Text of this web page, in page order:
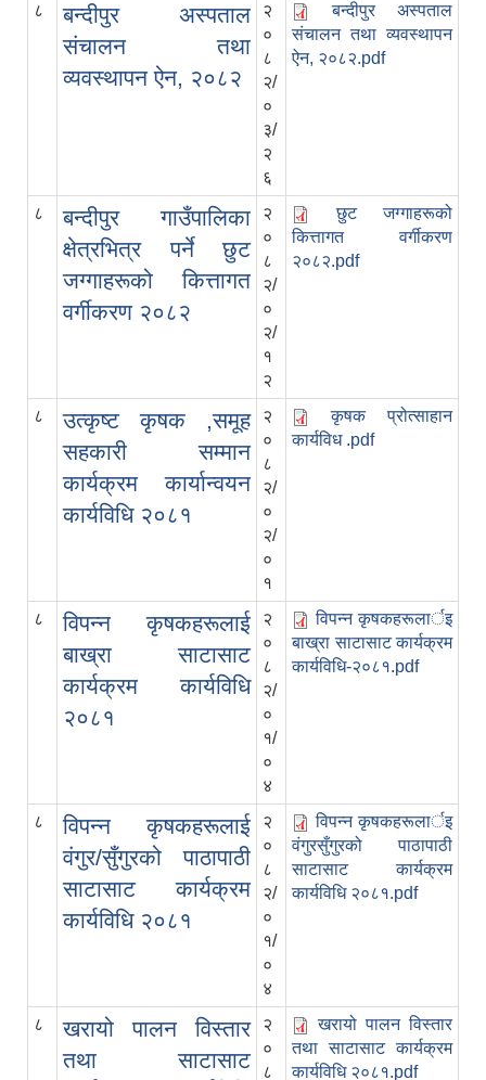
८
बन्दीपुर अस्पताल
संचालन तथा
व्यवस्थापन ऐन, २०८२
२
०
८
२/
०
३/
२
६
बन्दीपुर अस्पताल
संचालन तथा व्यवस्थापन
ऐन, २०८२.pdf
८
बन्दीपुर गाउँपालिका
क्षेत्रभित्र पर्ने छुट
जग्गाहरूको कित्तागत
वर्गीकरण २०८२
२
०
८
२/
०
२/
१
२
छुट जग्गाहरूको
कित्तागत वर्गीकरण
२०८२.pdf
८
उत्कृष्ट कृषक ,समूह
सहकारी सम्मान
कार्यक्रम कार्यान्वयन
कार्यविधि २०८१
२
०
८
२/
०
२/
०
१
कृषक प्रोत्साहान
कार्यविध .pdf
८
विपन्न कृषकहरूलाई
बाख्रा साटासाट
कार्यक्रम कार्यविधि
२०८१
२
०
८
२/
०
१/
०
४
विपन्न कृषकहरूलार्इ
बाख्रा साटासाट कार्यक्रम
कार्यविधि-२०८१.pdf
८
विपन्न कृषकहरूलाई
वंगुर/सुँगुरको पाठापाठी
साटासाट कार्यक्रम
कार्यविधि २०८१
२
०
८
२/
०
१/
०
४
विपन्न कृषकहरूलार्इ
वंगुरसुँगुरको पाठापाठी
साटासाट कार्यक्रम
कार्यविधि २०८१.pdf
८
खरायो पालन विस्तार
तथा साटासाट
२
०
८
खरायो पालन विस्तार
तथा साटासाट कार्यक्रम
कार्यविधि २०८१.pdf